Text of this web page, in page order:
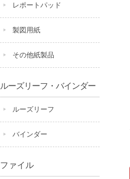
レポートパッド
製図用紙
その他紙製品
ルーズリーフ・バインダー
ルーズリーフ
バインダー
ファイル